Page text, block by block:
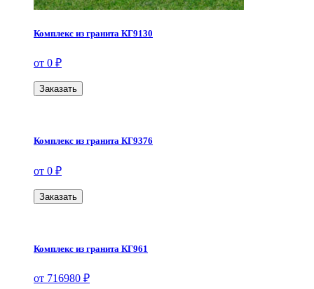
Комплекс из гранита КГ9130
от 0 ₽
Заказать
Комплекс из гранита КГ9376
от 0 ₽
Заказать
Комплекс из гранита КГ961
от 716980 ₽